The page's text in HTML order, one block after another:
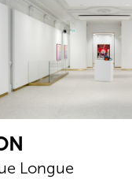
Longue